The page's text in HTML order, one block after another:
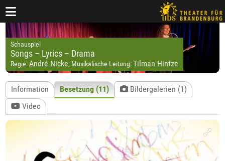
Schauspiel
Songs – Lyrics – Drama
Regie:André Nicke; Musikalische Leitung:Tilman Hintze
Information Besetzung (11)
Bildergalerien (1)
Video